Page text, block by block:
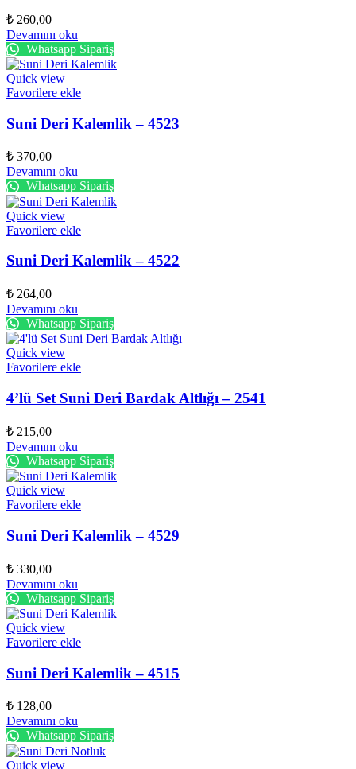
₺ 260,00
Devamını oku
Whatsapp Sipariş
Quick view
Favorilere ekle
Suni Deri Kalemlik – 4523
₺ 370,00
Devamını oku
Whatsapp Sipariş
Quick view
Favorilere ekle
Suni Deri Kalemlik – 4522
₺ 264,00
Devamını oku
Whatsapp Sipariş
Quick view
Favorilere ekle
4’lü Set Suni Deri Bardak Altlığı – 2541
₺ 215,00
Devamını oku
Whatsapp Sipariş
Quick view
Favorilere ekle
Suni Deri Kalemlik – 4529
₺ 330,00
Devamını oku
Whatsapp Sipariş
Quick view
Favorilere ekle
Suni Deri Kalemlik – 4515
₺ 128,00
Devamını oku
Whatsapp Sipariş
Quick view